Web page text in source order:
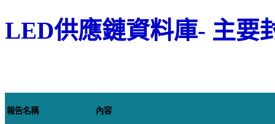
LED供應鏈資料庫- 主要
報告名稱 內容